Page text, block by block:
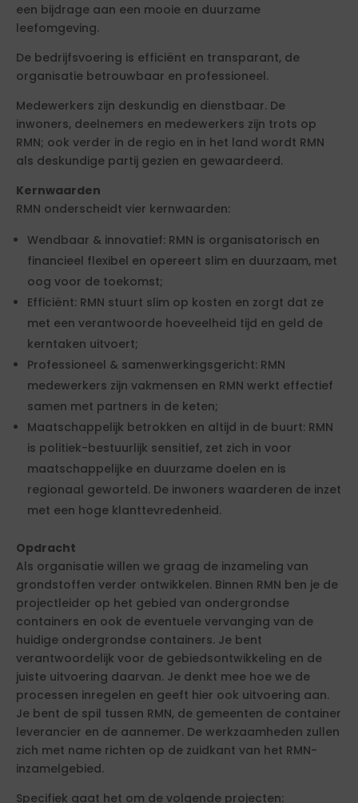
een bijdrage aan een mooie en duurzame
leefomgeving.
De bedrijfsvoering is efficiënt en transparant, de
organisatie betrouwbaar en professioneel.
Medewerkers zijn deskundig en dienstbaar. De
inwoners, deelnemers en medewerkers zijn trots op
RMN; ook verder in de regio en in het land wordt RMN
als deskundige partij gezien en gewaardeerd.
Kernwaarden
RMN onderscheidt vier kernwaarden:
Wendbaar & innovatief: RMN is organisatorisch en
financieel flexibel en opereert slim en duurzaam, met
oog voor de toekomst;
Efficiënt: RMN stuurt slim op kosten en zorgt dat ze
met een verantwoorde hoeveelheid tijd en geld de
kerntaken uitvoert;
Professioneel & samenwerkingsgericht: RMN
medewerkers zijn vakmensen en RMN werkt effectief
samen met partners in de keten;
Maatschappelijk betrokken en altijd in de buurt: RMN
is politiek-bestuurlijk sensitief, zet zich in voor
maatschappelijke en duurzame doelen en is
regionaal geworteld. De inwoners waarderen de inzet
met een hoge klanttevredenheid.
Opdracht
Als organisatie willen we graag de inzameling van
grondstoffen verder ontwikkelen. Binnen RMN ben je de
projectleider op het gebied van ondergrondse
containers en ook de eventuele vervanging van de
huidige ondergrondse containers. Je bent
verantwoordelijk voor de gebiedsontwikkeling en de
juiste uitvoering daarvan. Je denkt mee hoe we de
processen inregelen en geeft hier ook uitvoering aan.
Je bent de spil tussen RMN, de gemeenten de container
leverancier en de aannemer. De werkzaamheden zullen
zich met name richten op de zuidkant van het RMN-
inzamelgebied.
Specifiek gaat het om de volgende projecten: